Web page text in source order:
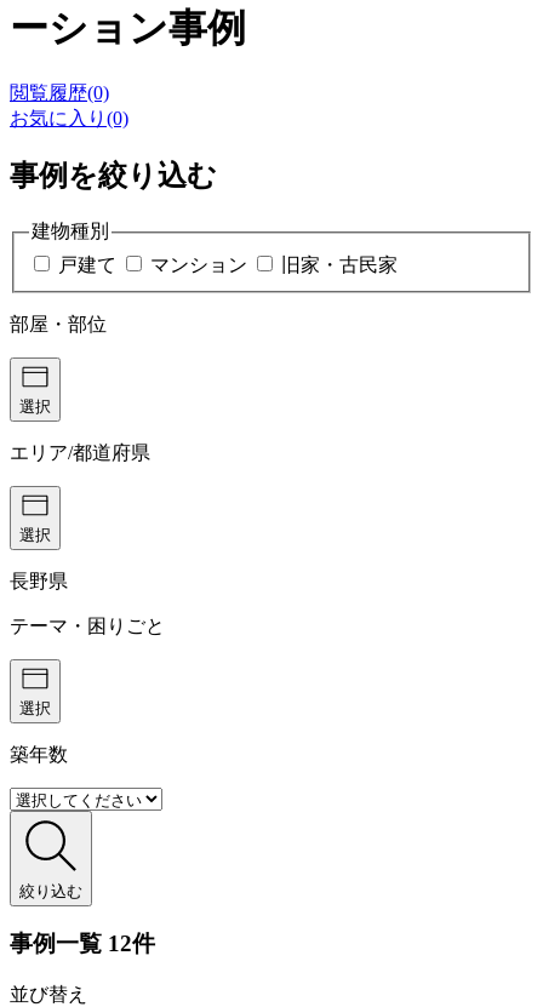
ーション事例
閲覧履歴(0)
お気に入り(0)
事例を絞り込む
建物種別
戸建て
マンション 旧家・古民家
部屋・部位
選択
エリア/都道府県
選択
長野県
テーマ・困りごと
選択
築年数
絞り込む
事例一覧 12件
並び替え